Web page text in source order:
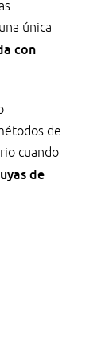
única
con
de
cuando
de